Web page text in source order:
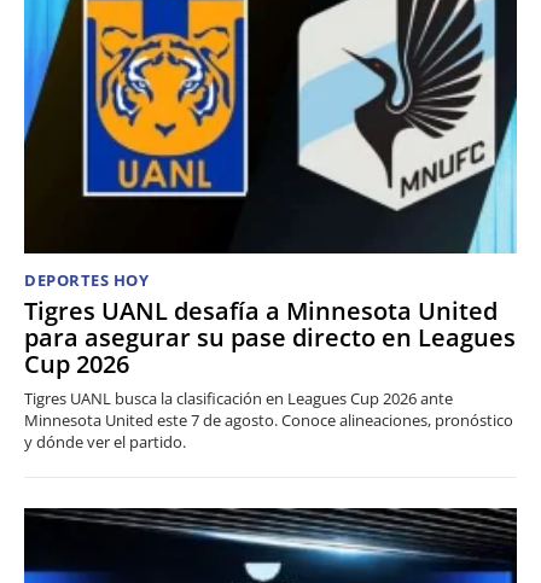
DEPORTES HOY
Tigres UANL desafía a Minnesota United
para asegurar su pase directo en Leagues
Cup 2026
Tigres UANL busca la clasificación en Leagues Cup 2026 ante
Minnesota United este 7 de agosto. Conoce alineaciones, pronóstico
y dónde ver el partido.